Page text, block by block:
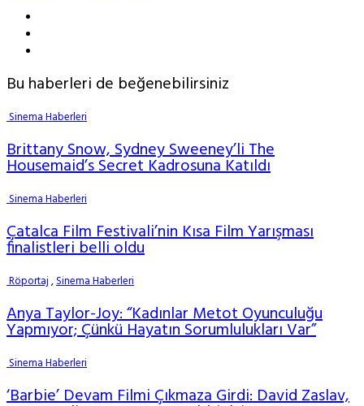
Bu haberleri de beğenebilirsiniz
Sinema Haberleri
Brittany Snow, Sydney Sweeney’li The
Housemaid’s Secret Kadrosuna Katıldı
Sinema Haberleri
Çatalca Film Festivali’nin Kısa Film Yarışması
finalistleri belli oldu
Röportaj,Sinema Haberleri
Anya Taylor-Joy: “Kadınlar Metot Oyunculuğu
Yapmıyor; Çünkü Hayatın Sorumlulukları Var”
Sinema Haberleri
‘Barbie’ Devam Filmi Çıkmaza Girdi: David Zaslav,